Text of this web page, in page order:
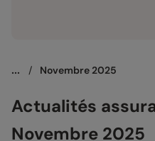
... / Novembre 2025
Actualités
Novembre 2025